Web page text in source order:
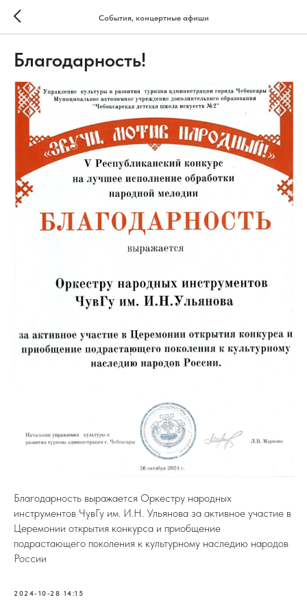
События, концертные афиши
Благодарность!
Благодарность выражается Оркестру народных
инструментов ЧувГу им. И.Н. Ульянова за активное участие в
Церемонии открытия конкурса и приобщение
подрастающего поколения к культурному наследию народов
России
2024-10-28 14:15